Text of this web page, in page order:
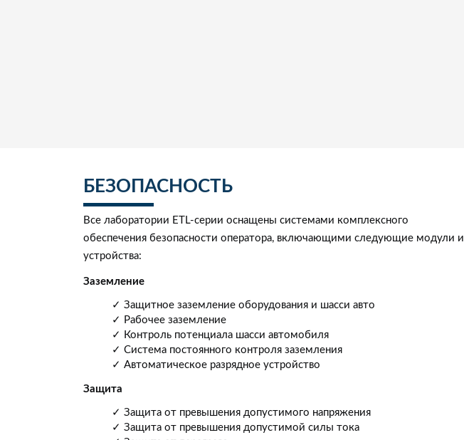
БЕЗОПАСНОСТЬ
Все лаборатории ETL-серии оснащены системами комплексного
обеспечения безопасности оператора, включающими следующие модули и
устройства:
Заземление
✓ Защитное заземление оборудования и шасси авто
✓ Рабочее заземление
✓ Контроль потенциала шасси автомобиля
✓ Система постоянного контроля заземления
✓ Автоматическое разрядное устройство
Защита
✓ Защита от превышения допустимого напряжения
✓ Защита от превышения допустимой силы тока